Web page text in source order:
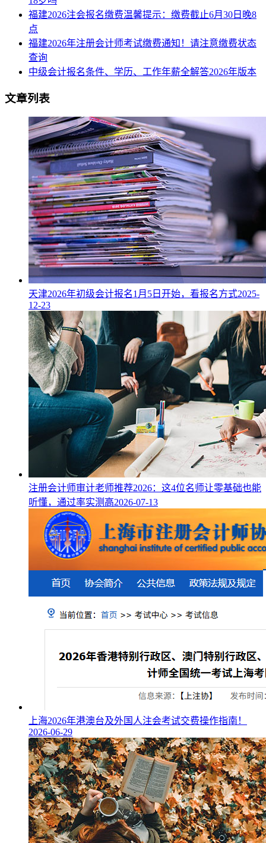
福建2026注会报名缴费温馨提示：缴费截止6月30日晚8
点
福建2026年注册会计师考试缴费通知！请注意缴费状态
查询
中级会计报名条件、学历、工作年薪全解答2026年版本
文章列表
天津2026年初级会计报名1月5日开始，看报名方式2025-
12-23
注册会计师审计老师推荐2026：这4位名师让零基础也能
听懂，通过率实测高2026-07-13
上海2026年港澳台及外国人注会考试交费操作指南！
2026-06-29